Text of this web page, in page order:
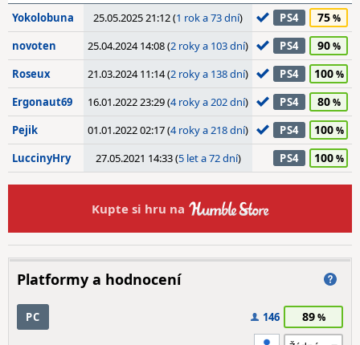
Yokolobuna
25.05.2025 21:12 (1 rok a 73 dní) PS4 75
novoten 25.04.2024 14:08 (2 roky a 103 dní) PS4 90
Roseux 21.03.2024 11:14 (2 roky a 138 dní) PS4 100
Ergonaut69 16.01.2022 23:29 (4 roky a 202 dní) PS4 80
Pejik 01.01.2022 02:17 (4 roky a 218 dní) PS4 100
LuccinyHry 27.05.2021 14:33 (5 let a 72 dní) PS4 100
Kupte si hru na
Platformy a hodnocení
PC 146 89